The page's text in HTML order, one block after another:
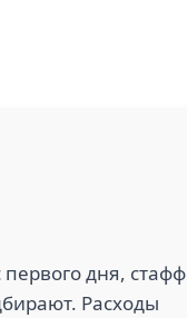
дня, стафф
Расходы